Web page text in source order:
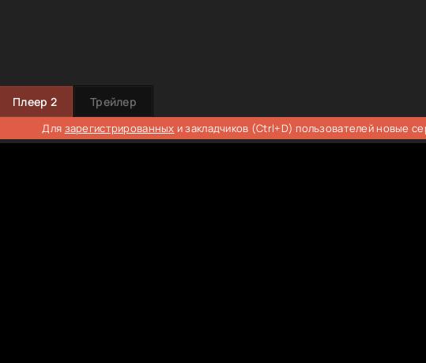
Плеер 2 Трейлер
Для зарегистрированных и закладчиков (Ctrl+D) пользователей новые